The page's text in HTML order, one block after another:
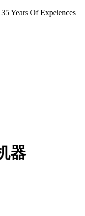
Years Of Expeiences
器